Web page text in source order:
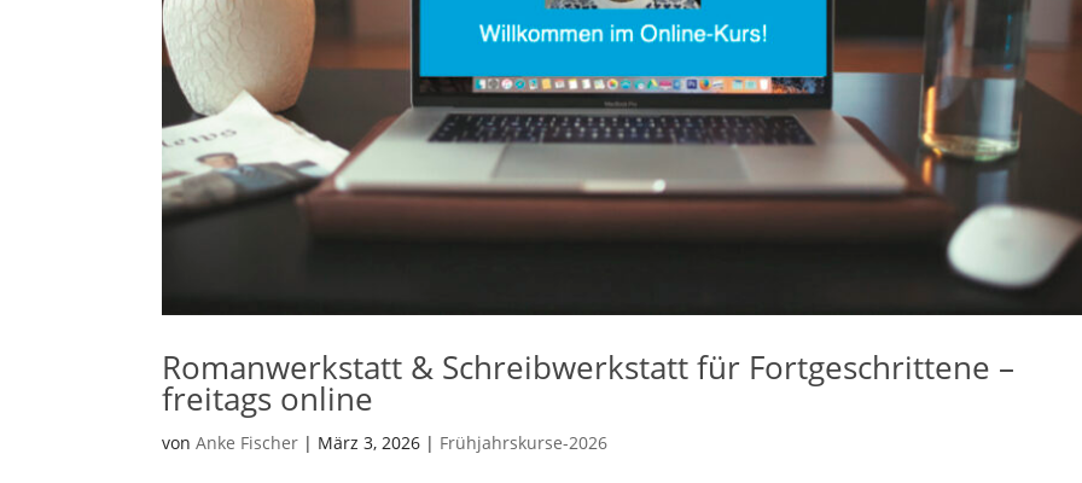
Romanwerkstatt & Schreibwerkstatt für Fortgeschrittene –
freitags online
vonAnke Fischer | März 3, 2026 | Frühjahrskurse-2026